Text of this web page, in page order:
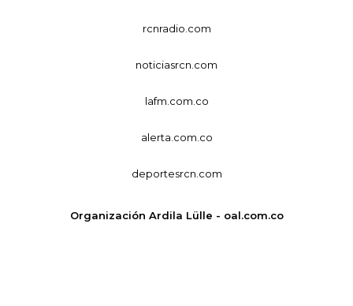
rcnradio.com
noticiasrcn.com
lafm.com.co
alerta.com.co
deportesrcn.com
Organización Ardila Lülle - oal.com.co